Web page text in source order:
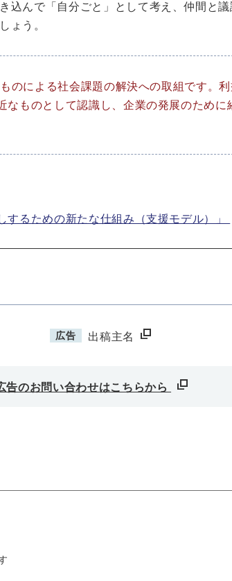
込んで「自分ごと」として考え、仲間と議
ょう。
のによる社会課題の解決への取組です。
なものとして認識し、企業の発展のために
るための新たな仕組み（支援モデル）」
広告 出稿主名
告のお問い合わせはこちらから